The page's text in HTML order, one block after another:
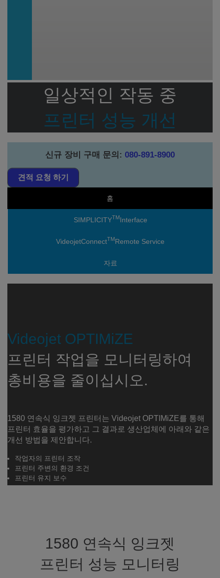
일상적인 작동 중
프린터 성능 개선
신규 장비 구매 문의 : 080-891-8900
견적 요청 하기
홈
SIMPLICITYTMInterface
VideojetConnectTMRemote Service
자료
Videojet OPTIMiZE
프린터 작업을 모니터링하여
총비용을 줄이십시오.
1580 연속식 잉크젯 프린터는 Videojet OPTIMiZE를 통해
프린터 효율을 평가하고 그 결과로 생산업체에 아래와 같은
개선 방법을 제안합니다.
작업자의 프린터 조작
프린터 주변의 환경 조건
프린터 유지 보수
1580 연속식 잉크젯
프린터 성능 모니터링